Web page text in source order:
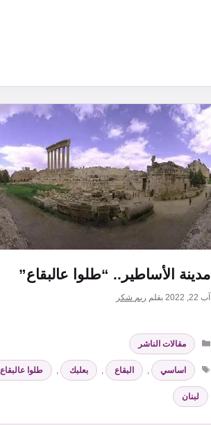
مدينة الأساطير.. “طلوا عالبقاع”
آب 22, 2022 بقلم ريم شكر
التصنيفات
مقالات الناشر
الوسوم
اساسي البقاع بعلبك طلوا عالبقاع
لبنان